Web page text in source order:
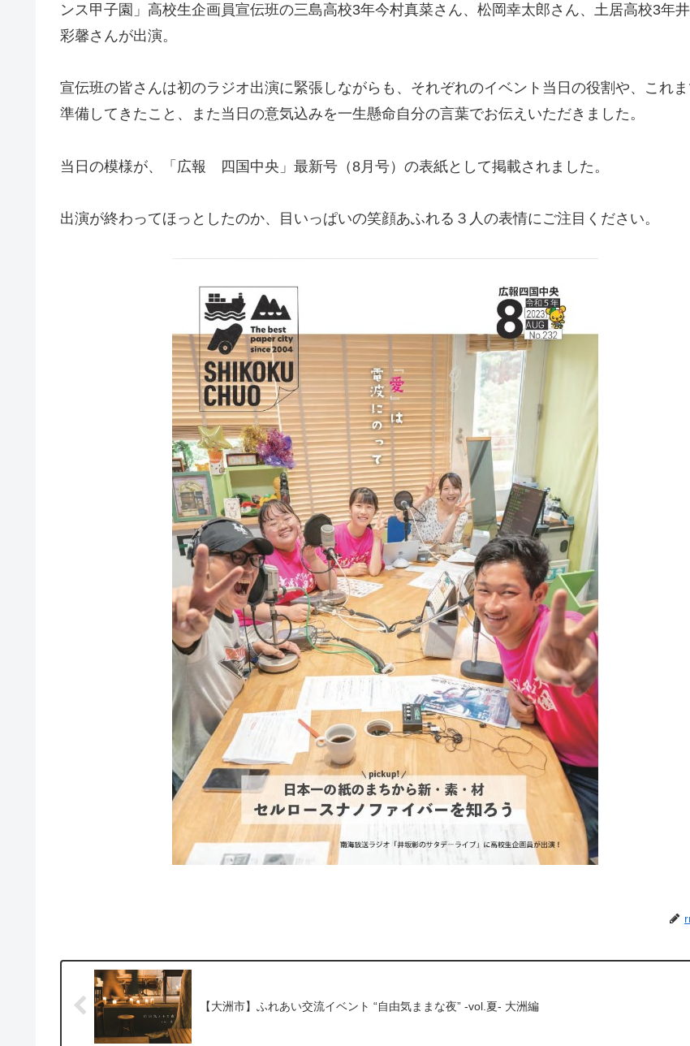
ンス甲子園」高校生企画員宣伝班の三島高校3年今村真菜さん、松岡幸太郎さん、土居高校3年
彩馨さんが出演。
宣伝班の皆さんは初のラジオ出演に緊張しながらも、それぞれのイベント当日の役割や、これ
準備してきたこと、また当日の意気込みを一生懸命自分の言葉でお伝えいただきました。
当日の模様が、「広報 四国中央」最新号（8月号）の表紙として掲載されました。
出演が終わってほっとしたのか、目いっぱいの笑顔あふれる３人の表情にご注目ください。
【大洲市】ふれあい交流イベント “自由気ままな夜” -vol.夏- 大洲編